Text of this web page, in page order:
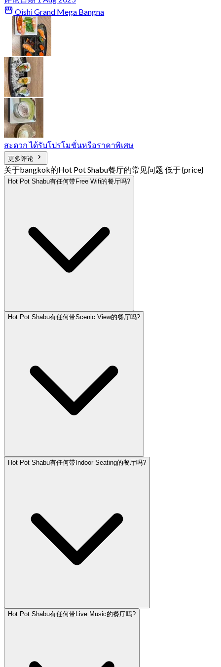
Oishi Grand Mega Bangna
สะดวก ได้รับโปรโมชั่นหรือราคาพิเศษ
更多评论
关于bangkok的Hot Pot Shabu餐厅的常见问题 低于 {price}
Hot Pot Shabu有任何带Free Wifi的餐厅吗?
Hot Pot Shabu有任何带Scenic View的餐厅吗?
Hot Pot Shabu有任何带Indoor Seating的餐厅吗?
Hot Pot Shabu有任何带Live Music的餐厅吗?